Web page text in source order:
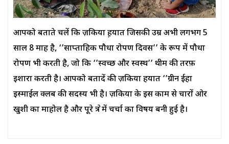
आपको बताते चलें कि ज़किया ह़यात जिसकी उम्र अभी लगभग 5
साल 8 माह है, ‘’साप्ताहिक पौधा रोपण दिवस’’ के रूप में पौधा
रोपण भी करती है, जो कि ‘’स्वच्छ और स्वस्थ’’ थीम की तरफ़
इशारा करती है। आपको बतादें की ज़किया हयात ‘’ग्रीन ईहा
इस्माईल क्लब की सदस्य भी है। ज़किया के इस काम से चारों ओर
खुशी का माहोल है और पूरे क्षेत्र में चर्चा का विषय बनी हुई है।